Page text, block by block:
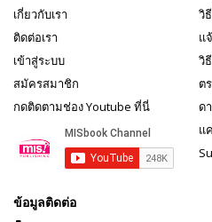
เกี่ยวกับเรา
ติดต่อเรา
เข้าสู่ระบบ
สมัครสมาชิก
กดติดตามช่อง Youtube ที่นี่
วิ
แ
วิ
ต
ด
แ
ข้อมูลติดต่อ